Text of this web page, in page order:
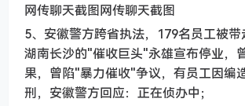
网传聊天截图网传聊天截图
5、安徽警方跨省执法，179名员工被
湖南长沙的"催收巨头"永雄宣布停业，
果，曾陷"暴力催收"争议，有员工因编
刑，安徽警方回应：正在侦办中；